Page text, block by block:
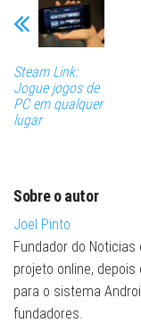
Steam Link:
Jogue jogos de
PC em qualquer
lugar
Sobre o autor
Joel Pinto
Fundador do
projeto online,
para o sistema
fundadores.